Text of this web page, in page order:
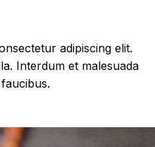
adipiscing elit.
Interdum et malesuada